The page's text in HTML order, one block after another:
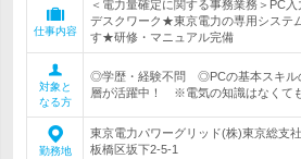
仕事内容
＜電力量確定に関する事務業務＞PC
デスクワーク★東京電力の専用システ
す★研修・マニュアル完備
対象と
なる方
◎学歴・経験不問 ◎PCの基本スキ
層が活躍中！ ※電気の知識はなくても
勤務地
東京電力パワーグリッド(株)東京総支
板橋区坂下2-5-1